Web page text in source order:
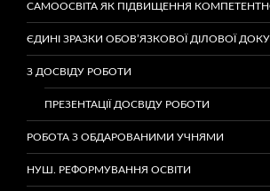
САМООСВІТА ЯК ПІДВИЩЕННЯ
ЄДИНІ ЗРАЗКИ ОБОВ’ЯЗКОВОЇ ДІЛОВОЇ
З ДОСВІДУ РОБОТИ
ПРЕЗЕНТАЦІЇ ДОСВІДУ РОБОТИ
РОБОТА З ОБДАРОВАНИМИ УЧНЯМИ
НУШ. РЕФОРМУВАННЯ ОСВІТИ